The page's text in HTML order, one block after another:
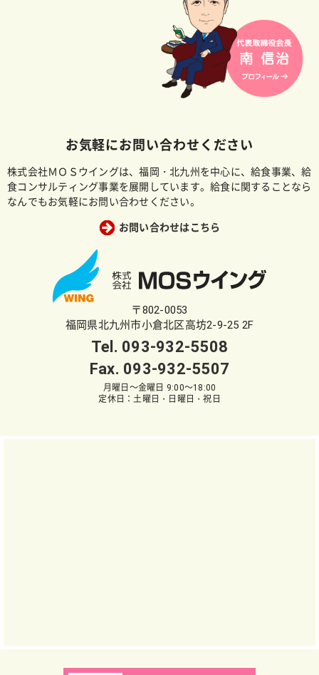
お気軽にお問い合わせください
株式会社ＭＯＳウイングは、福岡・北九州を中心に、給食事業、給
食コンサルティング事業を展開しています。給食に関することなら
なんでもお気軽にお問い合わせください。
お問い合わせはこちら
〒802-0053
福岡県北九州市小倉北区高坊2-9-25 2F
Tel. 093-932-5508
Fax. 093-932-5507
月曜日～金曜日 9:00～18:00
定休日：土曜日・日曜日・祝日